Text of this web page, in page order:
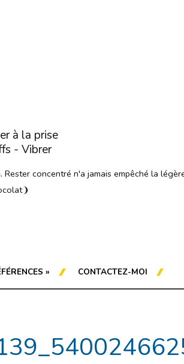
à la prise
- Vibrer
concentré n'a jamais empêché la
» CONTACTEZ-MOI